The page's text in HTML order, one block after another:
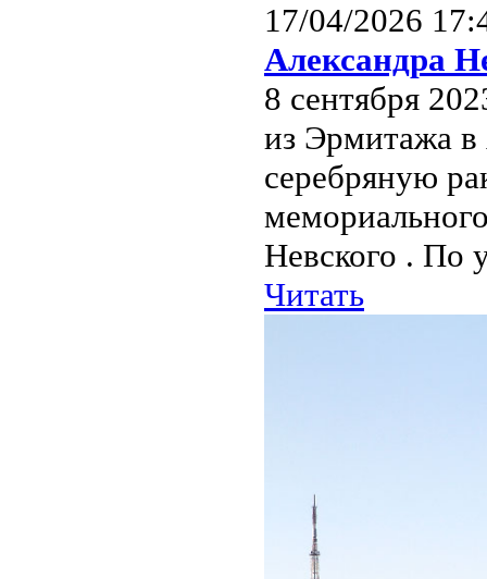
17/04/2026
Александра
8 сентября
из Эрмитажа
серебряную
Невского . По
Читать